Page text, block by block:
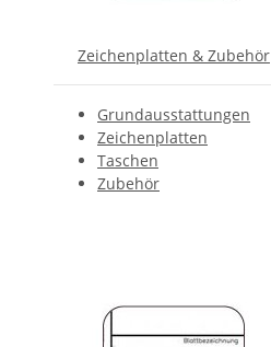
Zeichenplatten & Zubehör
Grundausstattungen
Zeichenplatten
Taschen
Zubehör